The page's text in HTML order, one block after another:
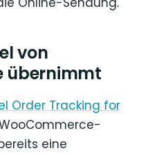
von
übernimmt
Order Tracking for
eine